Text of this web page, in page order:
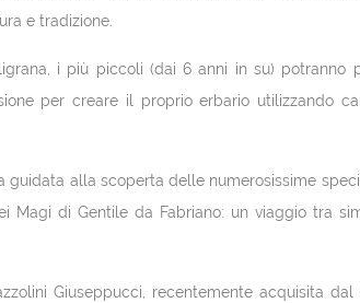
e tradizione.
i più piccoli (dai 6 anni in su) potranno
per creare il proprio erbario utilizzando
guidata alla scoperta delle numerosissime
Magi di Gentile da Fabriano: un viaggio tra
Giuseppucci, recentemente acquisita